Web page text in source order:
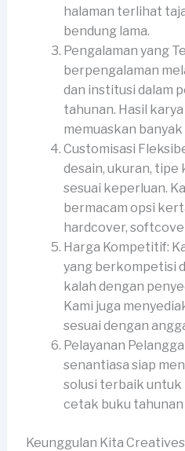
halaman terlihat
bendung lama.
Pengalaman yang
berpengalaman
dan institusi dalam
tahunan. Hasil
memuaskan
Customisasi
desain, ukuran, tipe
sesuai keperluan.
bermacam opsi
hardcover,
Harga Kompetitif:
yang berkompetisi
kalah dengan
Kami juga
sesuai dengan
Pelayanan
senantiasa siap
solusi terbaik
cetak buku tahunan
Keunggulan Kita